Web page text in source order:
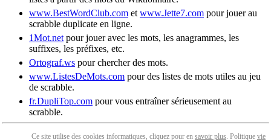
www.BestWordClub.com et www.Jette7.com pour jouer au
scrabble duplicate en ligne.
1Mot.net pour jouer avec les mots, les anagrammes, les
suffixes, les préfixes, etc.
Ortograf.ws pour chercher des mots.
www.ListesDeMots.com pour des listes de mots utiles au jeu
de scrabble.
fr.DupliTop.com pour vous entraîner sérieusement au
scrabble.
Ce site utilise des cookies informatiques, cliquez pour en savoir plus. Politique vie